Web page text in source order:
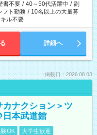
書不要 / 40～50代活躍中 / 副
フト勤務 / 10名以上の大量募
ル不要
詳細へ
掲載日：2026.08.03
カナクション＞ツ
日本武道館
OK
大学生歓迎